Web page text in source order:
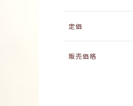
定価
販売価格